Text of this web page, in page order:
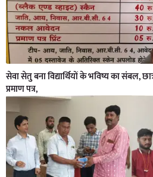
सेवा सेतु बना विद्यार्थियों के भविष्य का संबल,
प्रमाण पत्र,